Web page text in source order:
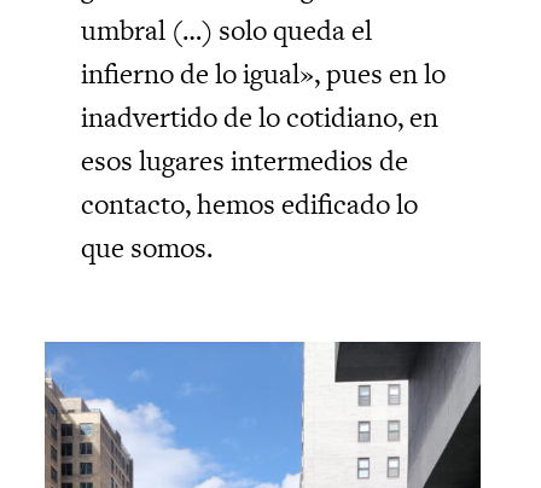
umbral (…) solo queda el
infierno de lo igual», pues en lo
inadvertido de lo cotidiano, en
esos lugares intermedios de
contacto, hemos edificado lo
que somos.